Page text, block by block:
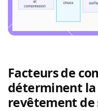
Facteurs de
déterminent la
revêtement de